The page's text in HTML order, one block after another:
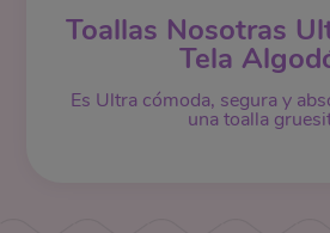
Toallas Nosotras
Tela
Es Ultra cómoda, segura y
una toalla